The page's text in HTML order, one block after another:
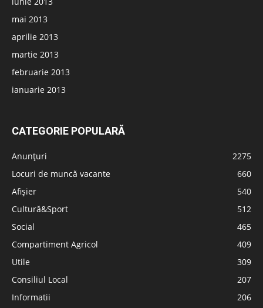
mai 2013
aprilie 2013
martie 2013
februarie 2013
ianuarie 2013
CATEGORIE POPULARĂ
Anunțuri
2275
Locuri de muncă vacante
660
Afișier
540
Cultură&Sport
512
Social
465
Compartiment Agricol
409
Utile
309
Consiliul Local
207
Informatii
206